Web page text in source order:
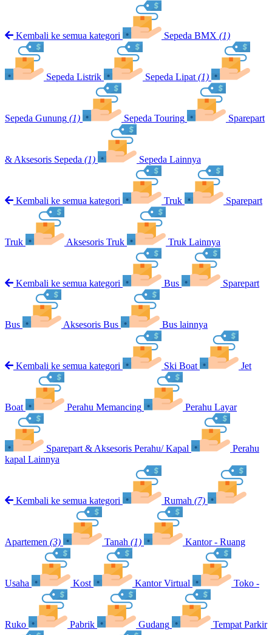
Kembali ke semua kategori Sepeda BMX (1)
Sepeda Listrik Sepeda Lipat (1)
Sepeda Gunung (1) Sepeda Touring Sparepart
& Aksesoris Sepeda (1) Sepeda Lainnya
Kembali ke semua kategori Truk Sparepart
Truk Aksesoris Truk Truk Lainnya
Kembali ke semua kategori Bus Sparepart
Bus Aksesoris Bus Bus lainnya
Kembali ke semua kategori Ski Boat Jet
Boat Perahu Memancing Perahu Layar
Sparepart & Aksesoris Perahu/ Kapal
Perahu
kapal Lainnya
Kembali ke semua kategori Rumah (7)
Apartemen (3) Tanah (1) Kantor - Ruang
Usaha Kost Kantor Virtual Toko -
Ruko Pabrik Gudang Tempat Parkir